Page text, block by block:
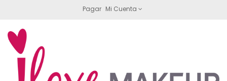
Pagar Mi Cuenta